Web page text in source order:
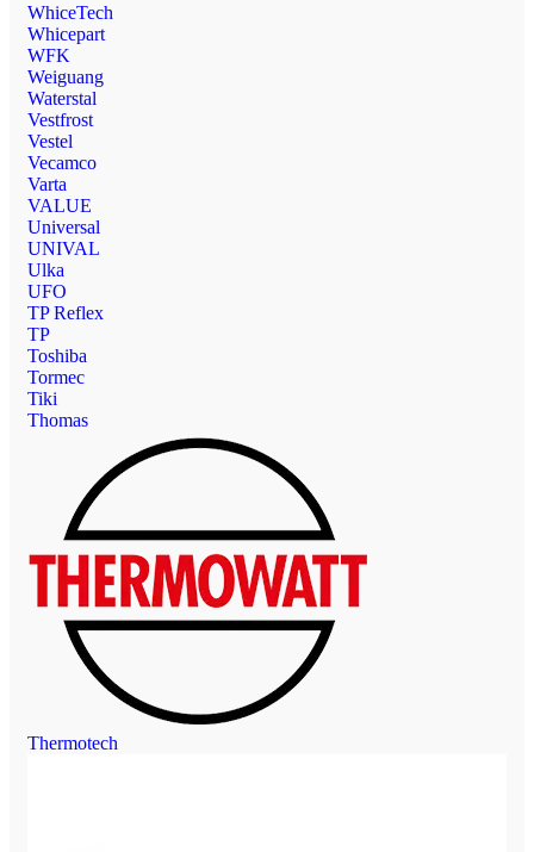
WhiceTech
Whicepart
WFK
Weiguang
Waterstal
Vestfrost
Vestel
Vecamco
Varta
VALUE
Universal
UNIVAL
Ulka
UFO
TP Reflex
TP
Toshiba
Tormec
Tiki
Thomas
Thermotech